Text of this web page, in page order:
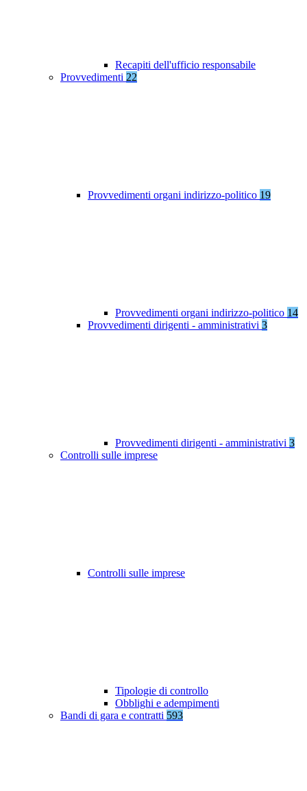
Recapiti dell'ufficio responsabile
Provvedimenti 22
Provvedimenti organi indirizzo-politico 19
Provvedimenti organi indirizzo-politico 14
Provvedimenti dirigenti - amministrativi 3
Provvedimenti dirigenti - amministrativi 3
Controlli sulle imprese
Controlli sulle imprese
Tipologie di controllo
Obblighi e adempimenti
Bandi di gara e contratti 593